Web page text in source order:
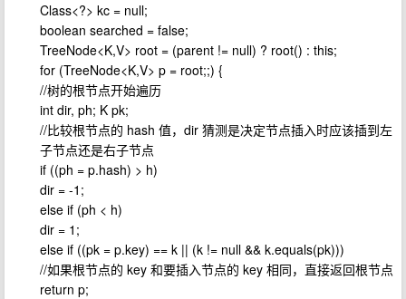
Class<?> kc = null;
boolean searched = false;
TreeNode<K,V> root = (parent != null) ? root() : this;
for (TreeNode<K,V> p = root;;) {
//树的根节点开始遍历
int dir, ph; K pk;
//比较根节点的 hash 值，dir 猜测是决定节点插入时应该插到左
子节点还是右子节点
if ((ph = p.hash) > h)
dir = -1;
else if (ph < h)
dir = 1;
else if ((pk = p.key) == k || (k != null && k.equals(pk)))
//如果根节点的 key 和要插入节点的 key 相同，直接返回根节点
return p;